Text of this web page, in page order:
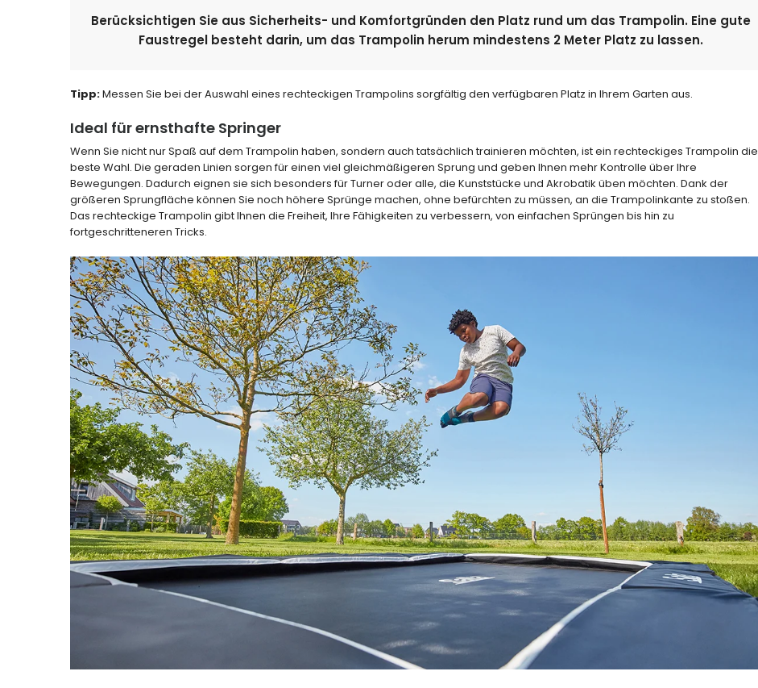
Berücksichtigen Sie aus Sicherheits- und Komfortgründen den Platz rund um das Trampolin. Eine gute
Faustregel besteht darin, um das Trampolin herum mindestens 2 Meter Platz zu lassen.
Tipp:Messen Sie bei der Auswahl eines rechteckigen Trampolins sorgfältig den verfügbaren Platz in Ihrem Garten aus.
Ideal für ernsthafte Springer
Wenn Sie nicht nur Spaß auf dem Trampolin haben, sondern auch tatsächlich trainieren möchten, ist ein rechteckiges Trampolin die
beste Wahl. Die geraden Linien sorgen für einen viel gleichmäßigeren Sprung und geben Ihnen mehr Kontrolle über Ihre
Bewegungen. Dadurch eignen sie sich besonders für Turner oder alle, die Kunststücke und Akrobatik üben möchten. Dank der
größeren Sprungfläche können Sie noch höhere Sprünge machen, ohne befürchten zu müssen, an die Trampolinkante zu stoßen.
Das rechteckige Trampolin gibt Ihnen die Freiheit, Ihre Fähigkeiten zu verbessern, von einfachen Sprüngen bis hin zu
fortgeschritteneren Tricks.